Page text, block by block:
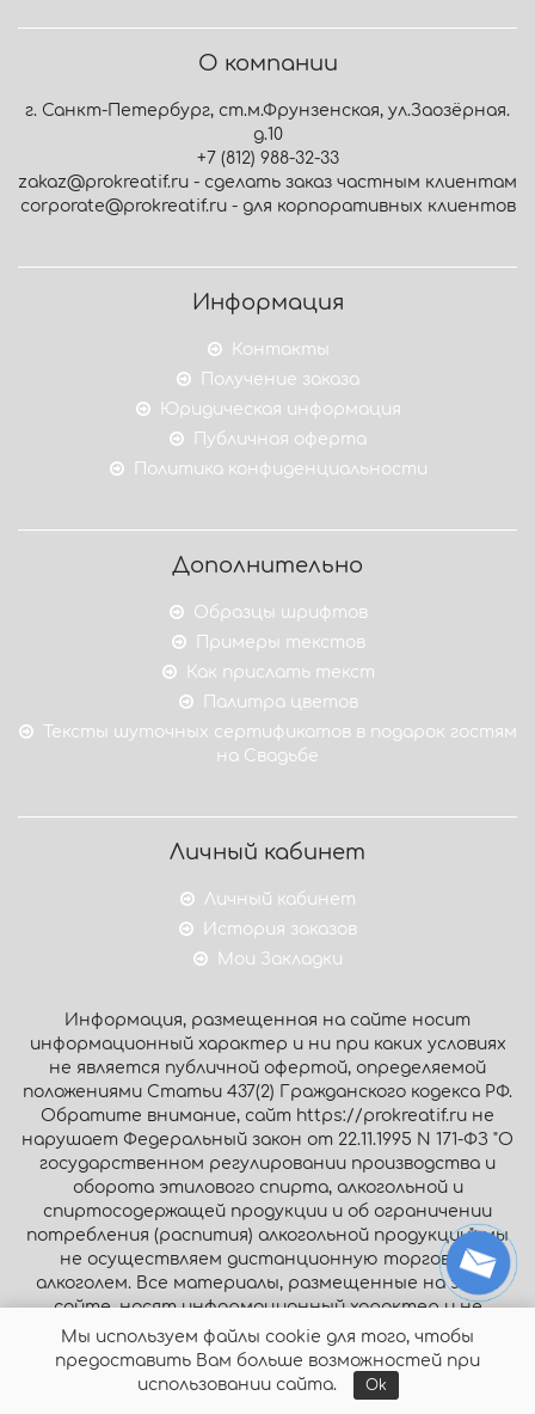
О компании
г. Санкт-Петербург, ст.м.Фрунзенская, ул.Заозёрная.
д.10
+7 (812) 988-32-33
zakaz@prokreatif.ru - сделать заказ частным клиентам
corporate@prokreatif.ru - для корпоративных клиентов
Информация
Контакты
Получение заказа
Юридическая информация
Публичная оферта
Политика конфиденциальности
Дополнительно
Образцы шрифтов
Примеры текстов
Как прислать текст
Палитра цветов
Тексты шуточных сертификатов в подарок гостям
на Свадьбе
Личный кабинет
Личный кабинет
История заказов
Мои Закладки
Информация, размещенная на сайте носит
информационный характер и ни при каких условиях
не является публичной офертой, определяемой
положениями Статьи 437(2) Гражданского кодекса РФ.
Обратите внимание, сайт https://prokreatif.ru не
нарушает Федеральный закон от 22.11.1995 N 171-ФЗ "О
государственном регулировании производства и
оборота этилового спирта, алкогольной и
спиртосодержащей продукции и об ограничении
потребления (распития) алкогольной продукции": мы
не осуществляем дистанционную торговлю
алкоголем. Все материалы, размещенные на этом
сайте, носят информационный характер и не
являются публичной офертой.
© Интернет-магазин «Prokreatif.ru», 2026. Все права
защищены
Мы используем файлы cookie для того, чтобы
предоставить Вам больше возможностей при
использовании сайта.
Ok